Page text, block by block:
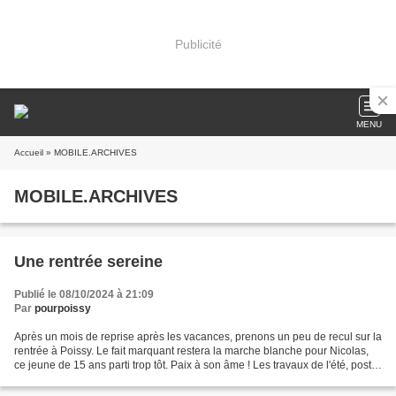
Publicité
MENU
Accueil » MOBILE.ARCHIVES
MOBILE.ARCHIVES
Une rentrée sereine
Publié le 08/10/2024 à 21:09
Par pourpoissy
Après un mois de reprise après les vacances, prenons un peu de recul sur la
rentrée à Poissy. Le fait marquant restera la marche blanche pour Nicolas,
ce jeune de 15 ans parti trop tôt. Paix à son âme ! Les travaux de l'été, post